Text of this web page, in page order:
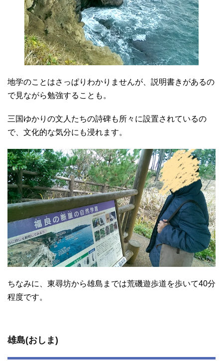
地学のことはさっぱりわかりませんが、説明書きがあるの
で見ながら勉強することも。
三国ゆかりの文人たちの詩碑も所々に設置されているの
で、文化的な気分にも浸れます。
ちなみに、東尋坊から雄島までは荒磯遊歩道を歩いて40分
程度です。
雄島(おしま)